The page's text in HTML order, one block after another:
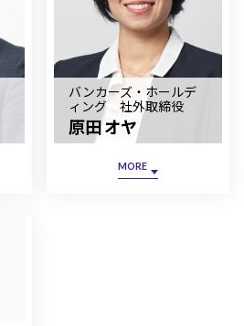
バンカーズ・ホールデ
ィング 社外取締役
原田 オヤ
MORE